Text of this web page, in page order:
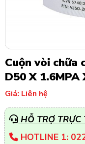
Cuộn vòi chữa
D50 X 1.6MPA
Giá: Liên hệ
HỖ TRỢ TRỰC
HOTLINE 1: